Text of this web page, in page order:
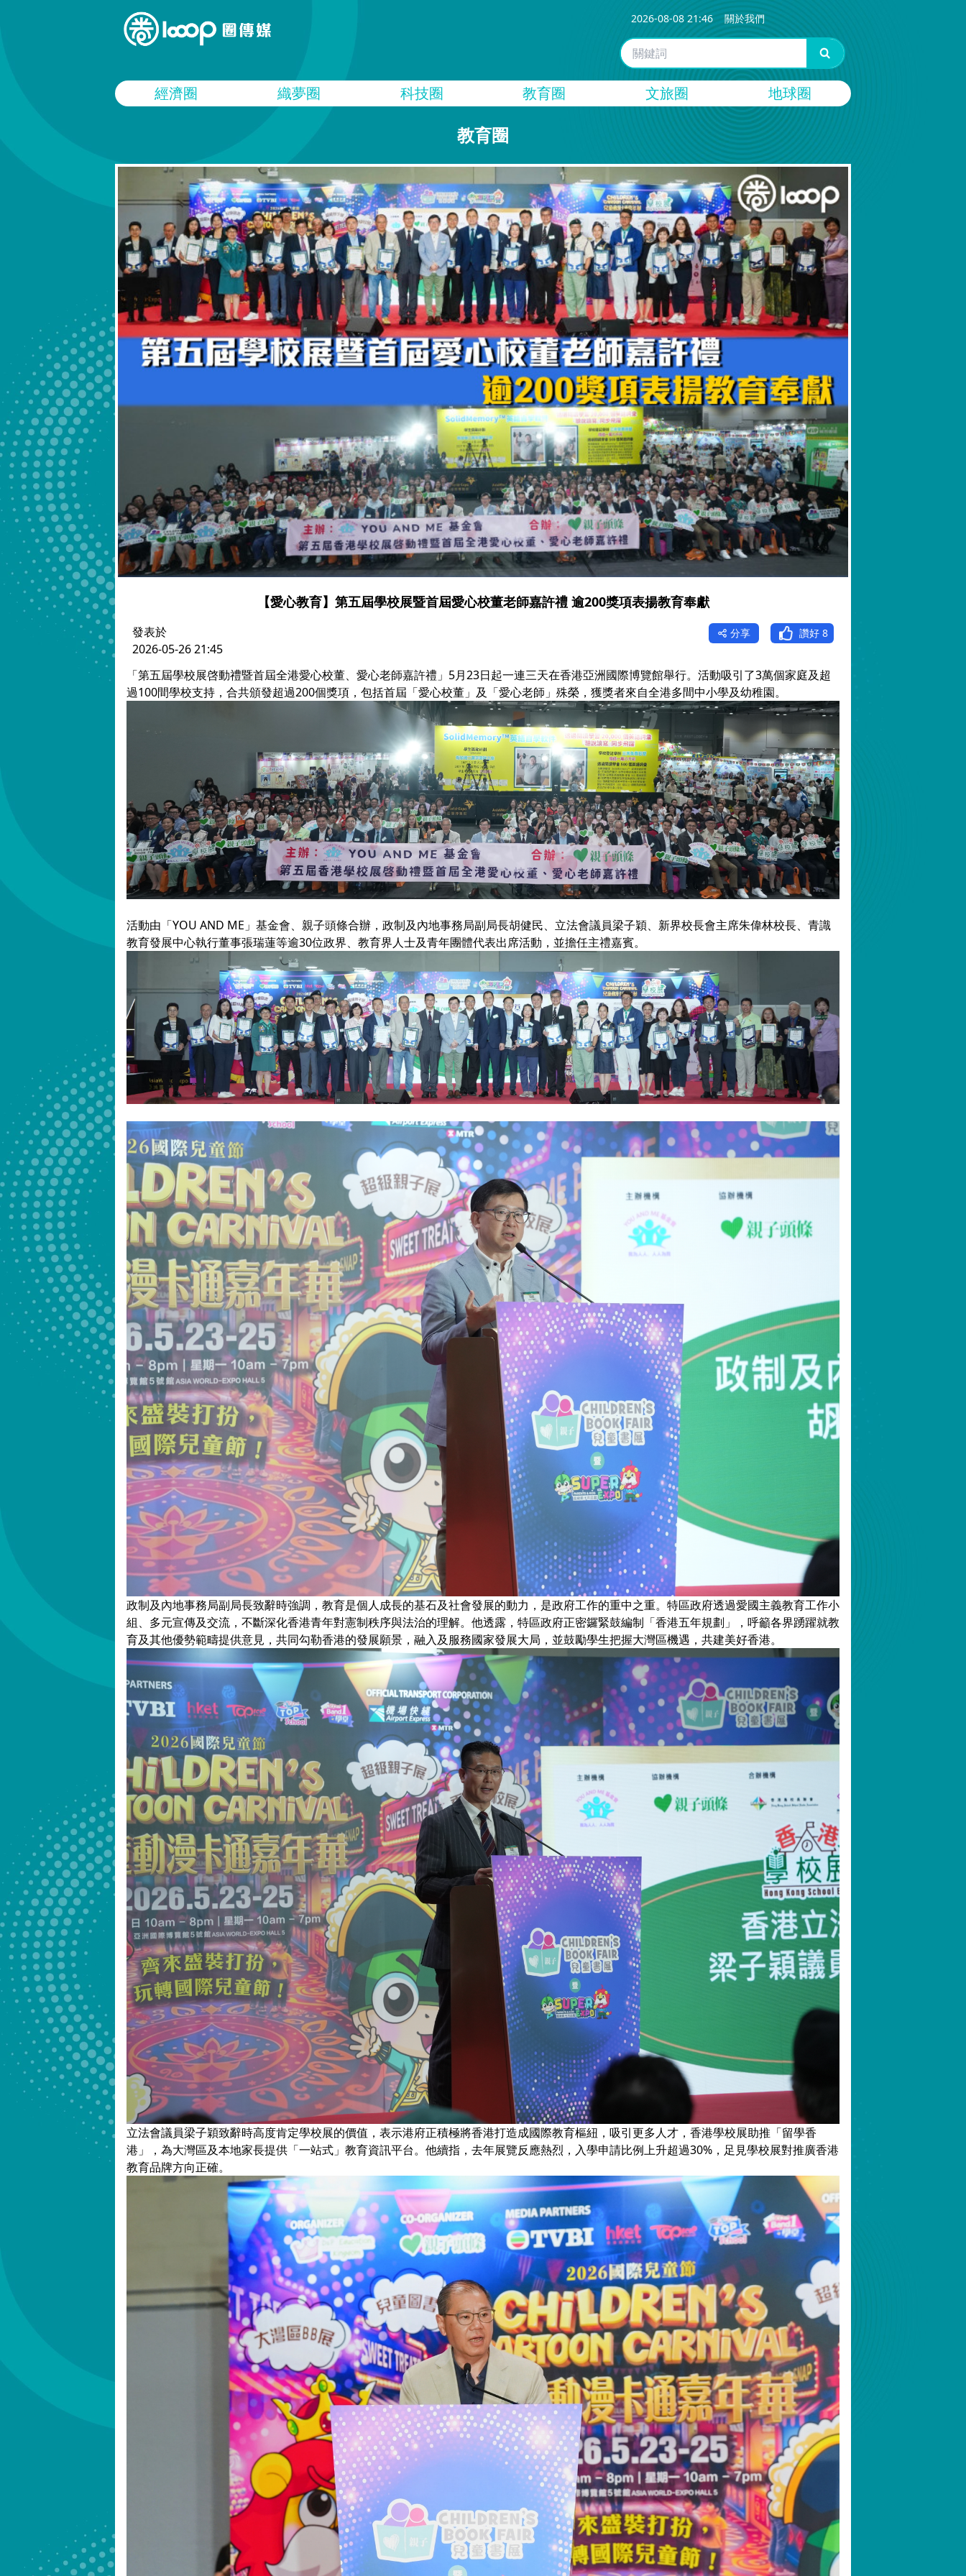
2026-08-08 21:46 關於我們
經濟圈 織夢圈 科技圈 教育圈 文旅圈 地球圈
教育圈
【愛心教育】第五屆學校展暨首屆愛心校董老師嘉許禮 逾200獎項表揚教育奉獻
發表於
2026-05-26 21:45
分享 讚好 8
「第五屆學校展啓動禮暨首屆全港愛心校董、愛心老師嘉許禮」5月23日起一連三天在香港亞洲國際博覽館舉行。活動吸引了3萬個家庭及超
過100間學校支持，合共頒發超過200個獎項，包括首屆「愛心校董」及「愛心老師」殊榮，獲獎者來自全港多間中小學及幼稚園。
活動由「YOU AND ME」基金會、親子頭條合辦，政制及內地事務局副局長胡健民、立法會議員梁子穎、新界校長會主席朱偉林校長、青識
教育發展中心執行董事張瑞蓮等逾30位政界、教育界人士及青年團體代表出席活動，並擔任主禮嘉賓。
政制及內地事務局副局長致辭時強調，教育是個人成長的基石及社會發展的動力，是政府工作的重中之重。特區政府透過愛國主義教育工作小
組、多元宣傳及交流，不斷深化香港青年對憲制秩序與法治的理解。他透露，特區政府正密鑼緊鼓編制「香港五年規劃」，呼籲各界踴躍就教
育及其他優勢範疇提供意見，共同勾勒香港的發展願景，融入及服務國家發展大局，並鼓勵學生把握大灣區機遇，共建美好香港。
立法會議員梁子穎致辭時高度肯定學校展的價值，表示港府正積極將香港打造成國際教育樞紐，吸引更多人才，香港學校展助推「留學香
港」，為大灣區及本地家長提供「一站式」教育資訊平台。他續指，去年展覽反應熱烈，入學申請比例上升超過30%，足見學校展對推廣香港
教育品牌方向正確。